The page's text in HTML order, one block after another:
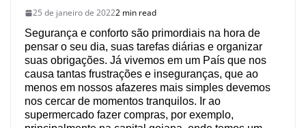
25 de janeiro de 20222 min read
Segurança e conforto são primordiais na hora de
pensar o seu dia, suas tarefas diárias e organizar
suas obrigações. Já vivemos em um País que nos
causa tantas frustrações e inseguranças, que ao
menos em nossos afazeres mais simples devemos
nos cercar de momentos tranquilos. Ir ao
supermercado fazer compras, por exemplo,